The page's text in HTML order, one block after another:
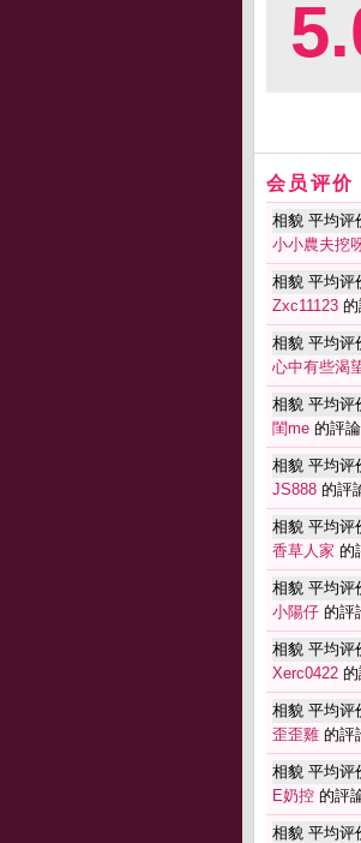
会员评价
相貌 平均评
小小農夫挖
相貌 平均评
Zxc11123 的
相貌 平均评
心中有些渴
相貌 平均评
閨me 的評
相貌 平均评
JS888 的評
相貌 平均评
香草人家 的
相貌 平均评
小陽仔 的評
相貌 平均评
Xerc0422
相貌 平均评
歪歪雞 的評
相貌 平均评
E奶控 的評
相貌 平均评